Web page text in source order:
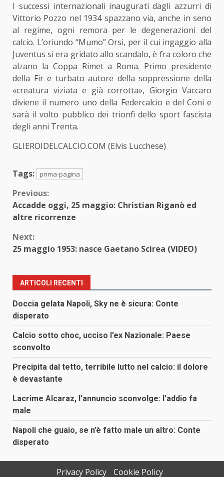
I successi internazionali inaugurati dagli azzurri di
Vittorio Pozzo nel 1934 spazzano via, anche in seno
al regime, ogni remora per le degenerazioni del
calcio. L’oriundo “Mumo” Orsi, per il cui ingaggio alla
Juventus si era gridato allo scandalo, è fra coloro che
alzano la Coppa Rimet a Roma. Primo presidente
della Fir e turbato autore della soppressione della
«creatura viziata e già corrotta», Giorgio Vaccaro
diviene il numero uno della Federcalcio e del Coni e
sarà il volto pubblico dei trionfi dello sport fascista
degli anni Trenta.
GLIEROIDELCALCIO.COM (Elvis Lucchese)
Tags: prima-pagina
Continue
Reading
Previous:
Accadde oggi, 25 maggio: Christian Riganò ed
altre ricorrenze
Next:
25 maggio 1953: nasce Gaetano Scirea (VIDEO)
ARTICOLI RECENTI
Doccia gelata Napoli, Sky ne è sicura: Conte
disperato
Calcio sotto choc, ucciso l’ex Nazionale: Paese
sconvolto
Precipita dal tetto, terribile lutto nel calcio: il dolore
è devastante
Lacrime Alcaraz, l’annuncio sconvolge: l’addio fa
male
Napoli che guaio, se n’è fatto male un altro: Conte
disperato
Privacy Policy Cookie Policy